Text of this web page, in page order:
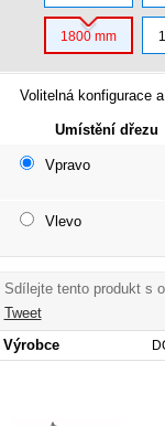
1800 mm
Volitelná konfigurace
Umístění dřezu
Vpravo
Vlevo
Sdílejte tento produkt s
Tweet
Výrobce